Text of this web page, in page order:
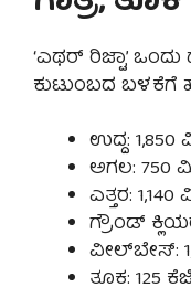
‘ಎಥರ್ ರಿಜ್ಟಾ’
ಕುಟುಂಬದ ಬಳಕೆಗೆ
ಉದ್ದ:
ಅಗಲ: 750
ಎತ್ತರ:
ಗ್ರೌಂಡ್
ವೀಲ್‌ಬೇಸ್:
ತೂಕ: 125 ಕೆಜಿ